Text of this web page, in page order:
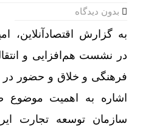
بدون دیدگاه
به گزارش اقتصادآنلاین،
در نشست هم‌افزایی و
فرهنگی و خلاق و حضور در
اشاره به اهمیت موضوع
سازمان توسعه تجارت